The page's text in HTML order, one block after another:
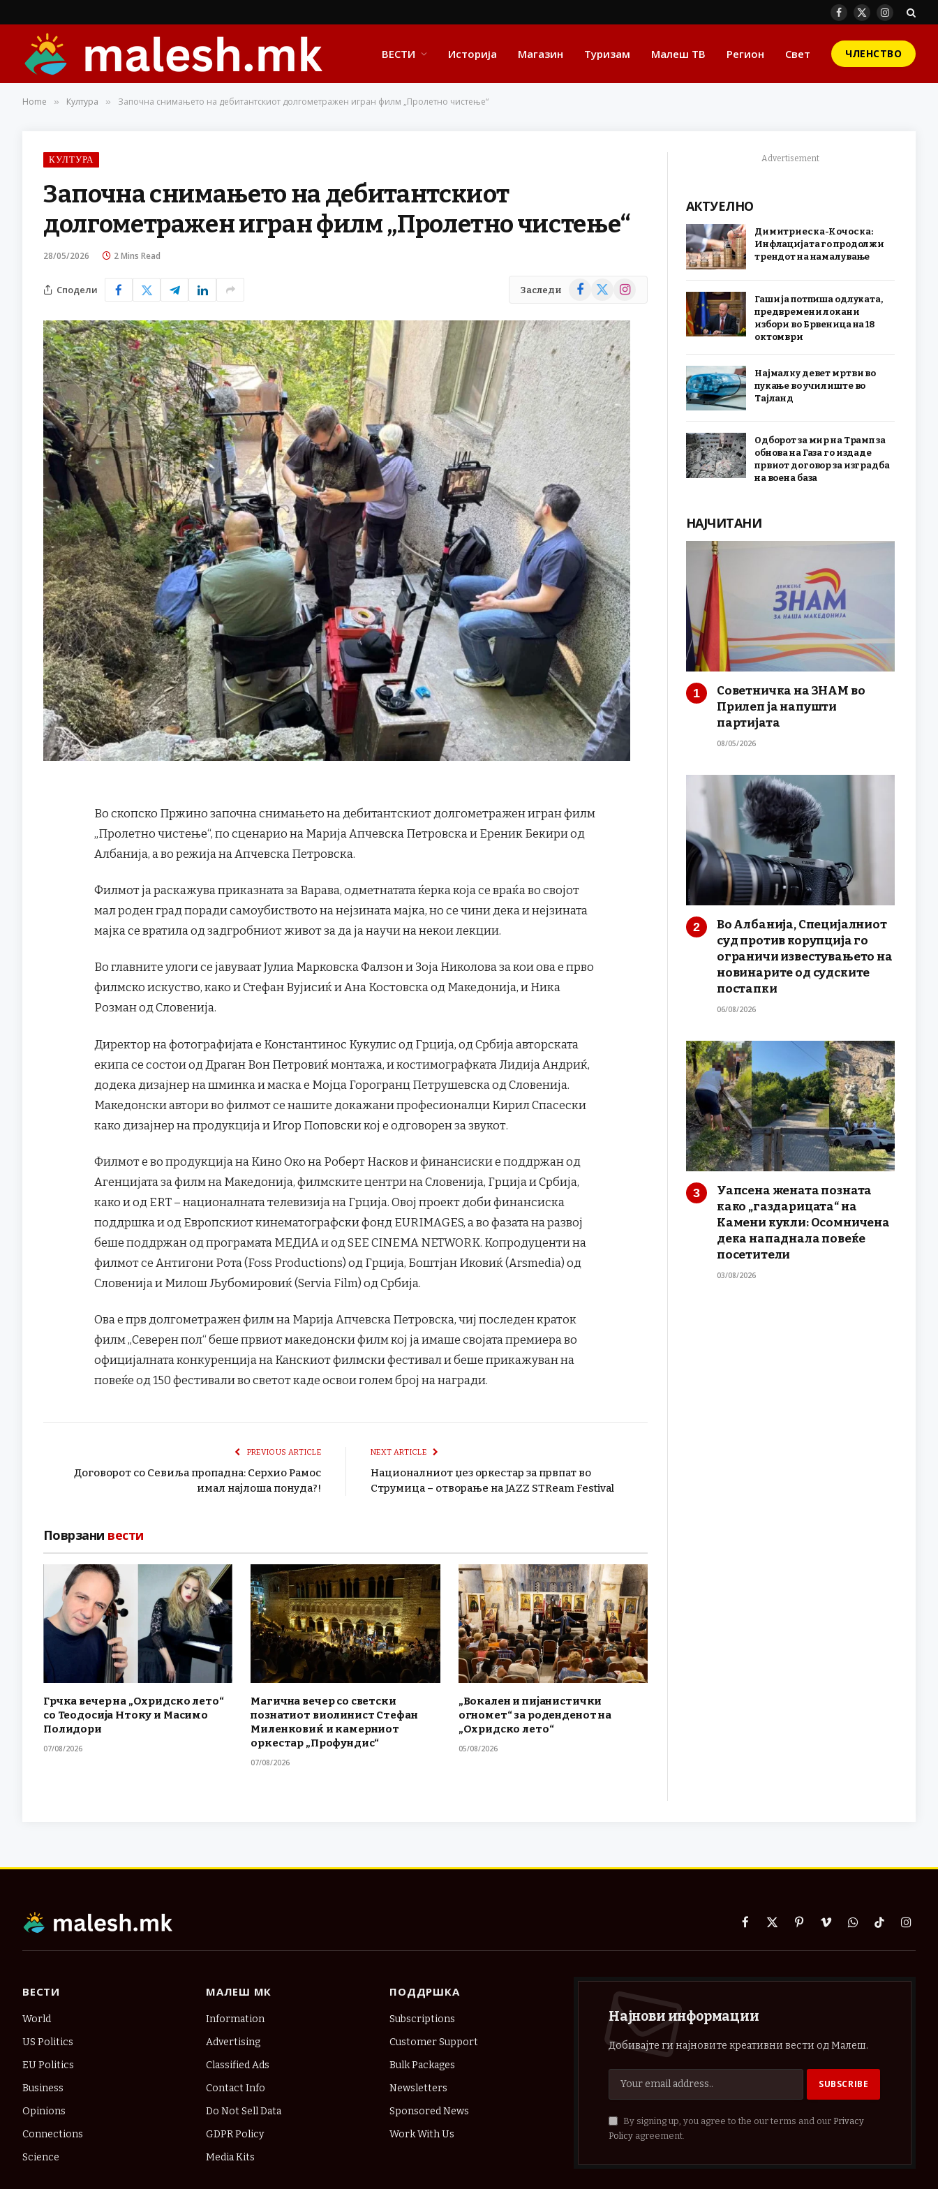
Facebook
X
Instagram
ВЕСТИ Историја Магазин Туризам Малеш ТВ Регион Свет ЧЛЕНСТВО
Home » Култура » Започна снимањето на дебитантскиот долгометражен игран филм „Пролетно чистење“
КУЛТУРА
Започна снимањето на дебитантскиот
долгометражен игран филм „Пролетно чистење“
28/05/2026 2 Mins Read
Сподели Заследи Facebook
X
Instagram
Во скопско Пржино започна снимањето на дебитантскиот долгометражен игран филм
„Пролетно чистење“, по сценарио на Марија Апчевска Петровска и Ереник Бекири од
Албанија, а во режија на Апчевска Петровска.
Филмот ја раскажува приказната за Варава, одметнатата ќерка која се враќа во својот
мал роден град поради самоубиството на нејзината мајка, но се чини дека и нејзината
мајка се вратила од задгробниот живот за да ја научи на некои лекции.
Во главните улоги се јавуваат Јулиа Марковска Фалзон и Зоја Николова за кои ова е прво
филмско искуство, како и Стефан Вујисиќ и Ана Костовска од Македонија, и Ника
Розман од Словенија.
Директор на фотографијата е Константинос Кукулис од Грција, од Србија авторската
екипа се состои од Драган Вон Петровиќ монтажа, и костимографката Лидија Андриќ,
додека дизајнер на шминка и маска е Мојца Горогранц Петрушевска од Словенија.
Македонски автори во филмот се нашите докажани професионалци Кирил Спасески
како дизајнер на продукција и Игор Поповски кој е одговорен за звукот.
Филмот е во продукција на Кино Око на Роберт Насков и финансиски е поддржан од
Агенцијата за филм на Македонија, филмските центри на Словенија, Грција и Србија,
како и од ERT – националната телевизија на Грција. Овој проект доби финансиска
поддршка и од Европскиот кинематографски фонд EURIMAGES, а во фазата на развој
беше поддржан од програмата МЕДИА и од SEE CINEMA NETWORK. Копродуценти на
филмот се Антигони Рота (Foss Productions) од Грција, Боштјан Иковиќ (Arsmedia) од
Словенија и Милош Љубомировиќ (Servia Film) од Србија.
Ова е прв долгометражен филм на Марија Апчевска Петровска, чиј последен краток
филм „Северен пол“ беше првиот македонски филм кој ја имаше својата премиера во
официјалната конкуренција на Канскиот филмски фестивал и беше прикажуван на
повеќе од 150 фестивали во светот каде освои голем број на награди.
PREVIOUS ARTICLE
Договорот со Севиља пропадна: Серхио Рамос
имал најлоша понуда?!
NEXT ARTICLE
Националниот џез оркестар за првпат во
Струмица – отворање на JAZZ STReam Festival
Поврзани вести
Грчка вечер на „Охридско лето“
со Теодосија Нтоку и Масимо
Полидори
07/08/2026
Магична вечер со светски
познатиот виолинист Стефан
Миленковиќ и камерниот
оркестар „Профундис“
07/08/2026
„Вокален и пијанистички
огномет“ за роденденот на
„Охридско лето“
05/08/2026
Advertisement
АКТУЕЛНО
Димитриеска-Кочоска:
Инфлацијата го продолжи
трендот на намалување
Гаши ја потпиша одлуката,
предвремени локани
избори во Брвеница на 18
октомври
Најмалку девет мртви во
пукање во училиште во
Тајланд
Одборот за мир на Трамп за
обнова на Газа го издаде
првиот договор за изградба
на воена база
НАЈЧИТАНИ
Советничка на ЗНАМ во
Прилеп ја напушти
партијата
08/05/2026
Во Албанија, Специјалниот
суд против корупција го
ограничи известувањето на
новинарите од судските
постапки
06/08/2026
Уапсена жената позната
како „газдарицата“ на
Камени кукли: Осомничена
дека нападнала повеќе
посетители
03/08/2026
Facebook
X
PinterestVimeoWhatsApp
TikTok
ВЕСТИ
World
US Politics
EU Politics
Business
Opinions
Connections
Science
МАЛЕШ МК
Information
Advertising
Classified Ads
Contact Info
Do Not Sell Data
GDPR Policy
Media Kits
ПОДДРШКА
Subscriptions
Customer Support
Bulk Packages
Newsletters
Sponsored News
Work With Us
Најнови информации
Добивајте ги најновите креативни вести од Малеш.
By signing up, you agree to the our terms and our Privacy
Policy agreement.